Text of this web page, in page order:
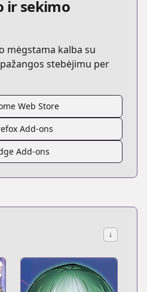
ir sekimo
mėgstama kalba su
stebėjimu per
Web Store
Add-ons
Add-ons
↓